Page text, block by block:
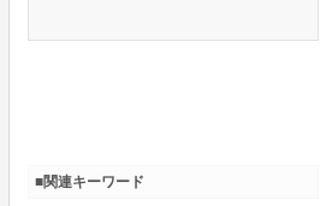
■関連キーワード